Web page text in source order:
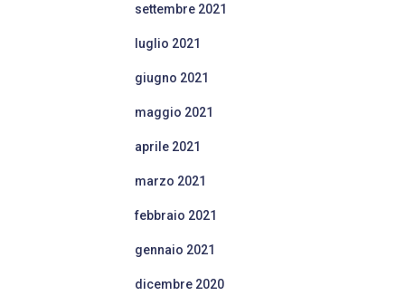
settembre 2021
luglio 2021
giugno 2021
maggio 2021
aprile 2021
marzo 2021
febbraio 2021
gennaio 2021
dicembre 2020